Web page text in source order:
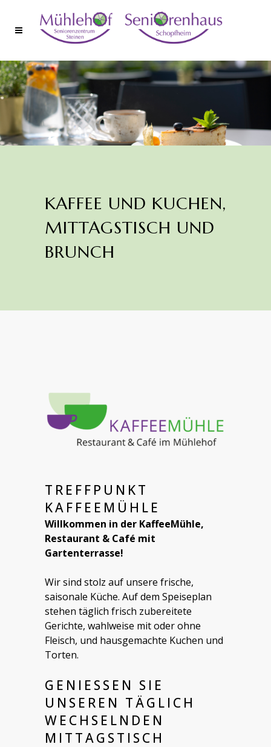
KAFFEE UND KUCHEN,
MITTAGSTISCH UND
BRUNCH
TREFFPUNKT
KAFFEEMÜHLE
Willkommen in der KaffeeMühle,
Restaurant & Café mit
Gartenterrasse!
Wir sind stolz auf unsere frische,
saisonale Küche. Auf dem Speiseplan
stehen täglich frisch zubereitete
Gerichte, wahlweise mit oder ohne
Fleisch, und hausgemachte Kuchen und
Torten.
GENIESSEN SIE
UNSEREN TÄGLICH
WECHSELNDEN
MITTAGSTISCH